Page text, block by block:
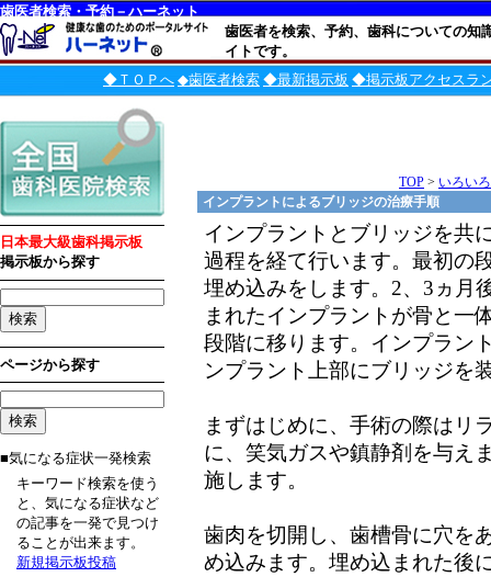
歯医者検索・予約－ハーネット
歯医者を検索、予約、歯科についての知
イトです。
◆ＴＯＰへ ◆歯医者検索 ◆最新掲示板 ◆掲示板アクセスラ
日本最大級歯科掲示板
掲示板から探す
ページから探す
■気になる症状一発検索
キーワード検索を使う
と、気になる症状など
の記事を一発で見つけ
ることが出来ます。
新規掲示板投稿
TOP > いろい
インプラントによるブリッジの治療手順
インプラントとブリッジを共
過程を経て行います。最初の
埋め込みをします。2、3ヵ月
まれたインプラントが骨と一
段階に移ります。インプラン
ンプラント上部にブリッジを
まずはじめに、手術の際はリ
に、笑気ガスや鎮静剤を与え
施します。
歯肉を切開し、歯槽骨に穴を
め込みます。埋め込まれた後